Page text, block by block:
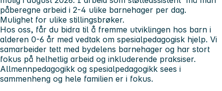
påberegne arbeid i 2-4 ulike barnehager per dag.
Mulighet for ulike stillingsbrøker.
Hos oss, får du bidra til å fremme utviklingen hos barn i
alderen 0-6 år med vedtak om spesialpedagogisk hjelp. Vi
samarbeider tett med bydelens barnehager og har stort
fokus på helhetlig arbeid og inkluderende praksiser.
Allmennpedagogikk og spesialpedagogikk sees i
sammenheng og hele familien er i fokus.